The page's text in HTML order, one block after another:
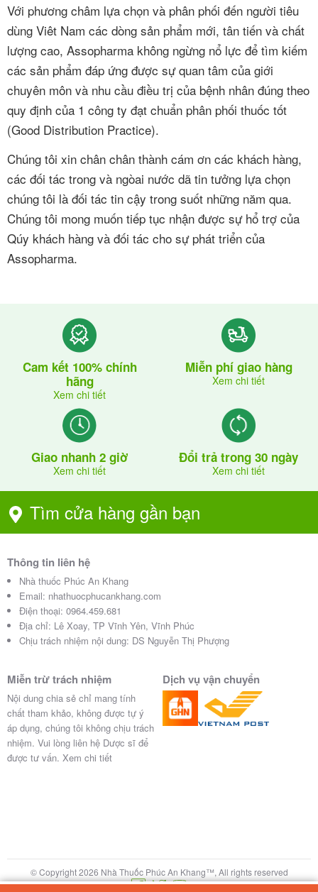
Với phương châm lựa chọn và phân phối đến người tiêu
dùng Viêt Nam các dòng sản phẩm mới, tân tiến và chất
lượng cao, Assopharma không ngừng nổ lực để tìm kiếm
các sản phẩm đáp ứng được sự quan tâm của giới
chuyên môn và nhu cầu điều trị của bệnh nhân đúng theo
quy định của 1 công ty đạt chuẩn phân phối thuốc tốt
(Good Distribution Practice).
Chúng tôi xin chân chân thành cám ơn các khách hàng,
các đối tác trong và ngòai nước dã tin tưởng lựa chọn
chúng tôi là đối tác tin cậy trong suốt những năm qua.
Chúng tôi mong muốn tiếp tục nhận được sự hổ trợ của
Qúy khách hàng và đối tác cho sự phát triển của
Assopharma.
Cam kết 100% chính
hãng
Xem chi tiết
Miễn phí giao hàng
Xem chi tiết
Giao nhanh 2 giờ
Xem chi tiết
Đổi trả trong 30 ngày
Xem chi tiết
Tìm cửa hàng gần bạn
Thông tin liên hệ
Nhà thuốc Phúc An Khang
Email: nhathuocphucankhang.com
Điện thoại: 0964.459.681
Địa chỉ: Lê Xoay, TP Vĩnh Yên, Vĩnh Phúc
Chịu trách nhiệm nội dung: DS Nguyễn Thị Phượng
Miễn trừ trách nhiệm
Nội dung chia sẻ chỉ mang tính
chất tham khảo, không được tự ý
áp dụng, chúng tôi không chịu trách
nhiệm. Vui lòng liên hệ Dược sĩ để
được tư vấn. Xem chi tiết
Dịch vụ vận chuyển
© Copyright 2026 Nhà Thuốc Phúc An Khang™, All rights reserved